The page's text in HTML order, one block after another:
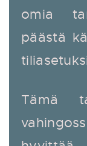
omia
päästä
Tämä